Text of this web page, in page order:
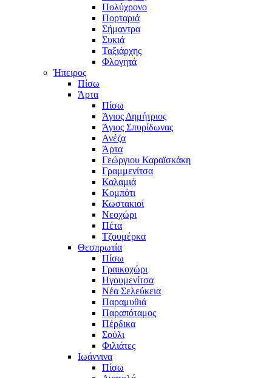
Πολύχρονο
Πορταριά
Σήμαντρα
Συκιά
Ταξιάρχης
Φλογητά
Ήπειρος
Πίσω
Άρτα
Πίσω
Άγιος Δημήτριος
Άγιος Σπυρίδωνας
Ανέζα
Άρτα
Γεώργιου Καραϊσκάκη
Γραμμενίτσα
Καλαμιά
Κομπότι
Κωστακιοί
Νεοχώρι
Πέτα
Τζουμέρκα
Θεσπρωτία
Πίσω
Γραικοχώρι
Ηγουμενίτσα
Νέα Σελεύκεια
Παραμυθιά
Παραπόταμος
Πέρδικα
Σούλι
Φιλιάτες
Ιωάννινα
Πίσω